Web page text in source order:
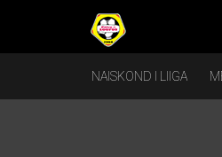
NAISKOND I LIIGA